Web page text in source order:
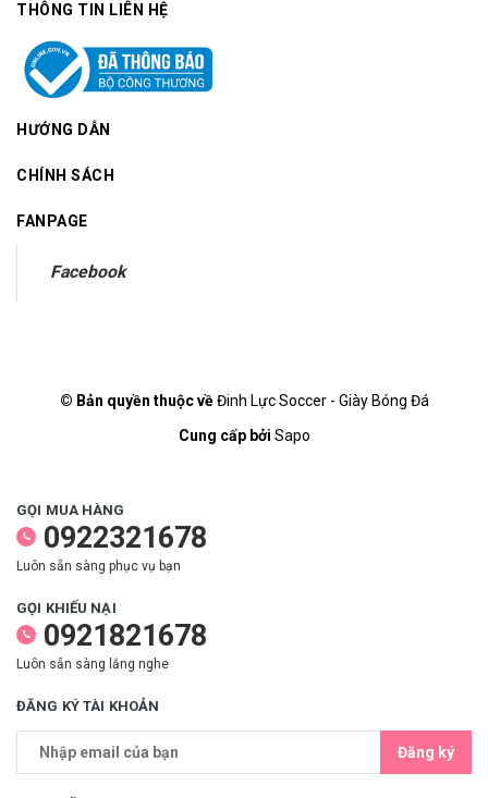
THÔNG TIN LIÊN HỆ
HƯỚNG DẪN
CHÍNH SÁCH
FANPAGE
Facebook
© Bản quyền thuộc vềĐinh Lực Soccer - Giày Bóng Đá
Cung cấp bởi Sapo
GỌI MUA HÀNG
0922321678
Luôn sẵn sàng phục vụ bạn
GỌI KHIẾU NẠI
0921821678
Luôn sẵn sàng lắng nghe
ĐĂNG KÝ TÀI KHOẢN
Đăng ký